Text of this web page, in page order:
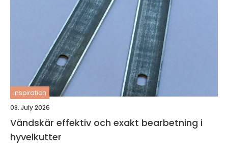
inspiration
08. July 2026
Vändskär effektiv och exakt bearbetning i
hyvelkutter